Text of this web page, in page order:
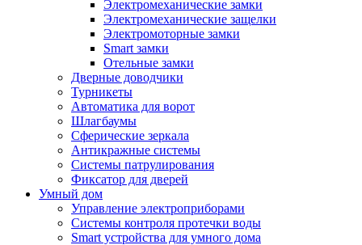
Электромеханические замки
Электромеханические защелки
Электромоторные замки
Smart замки
Отельные замки
Дверные доводчики
Турникеты
Автоматика для ворот
Шлагбаумы
Сферические зеркала
Антикражные системы
Системы патрулирования
Фиксатор для дверей
Умный дом
Управление электроприборами
Системы контроля протечки воды
Smart устройства для умного дома